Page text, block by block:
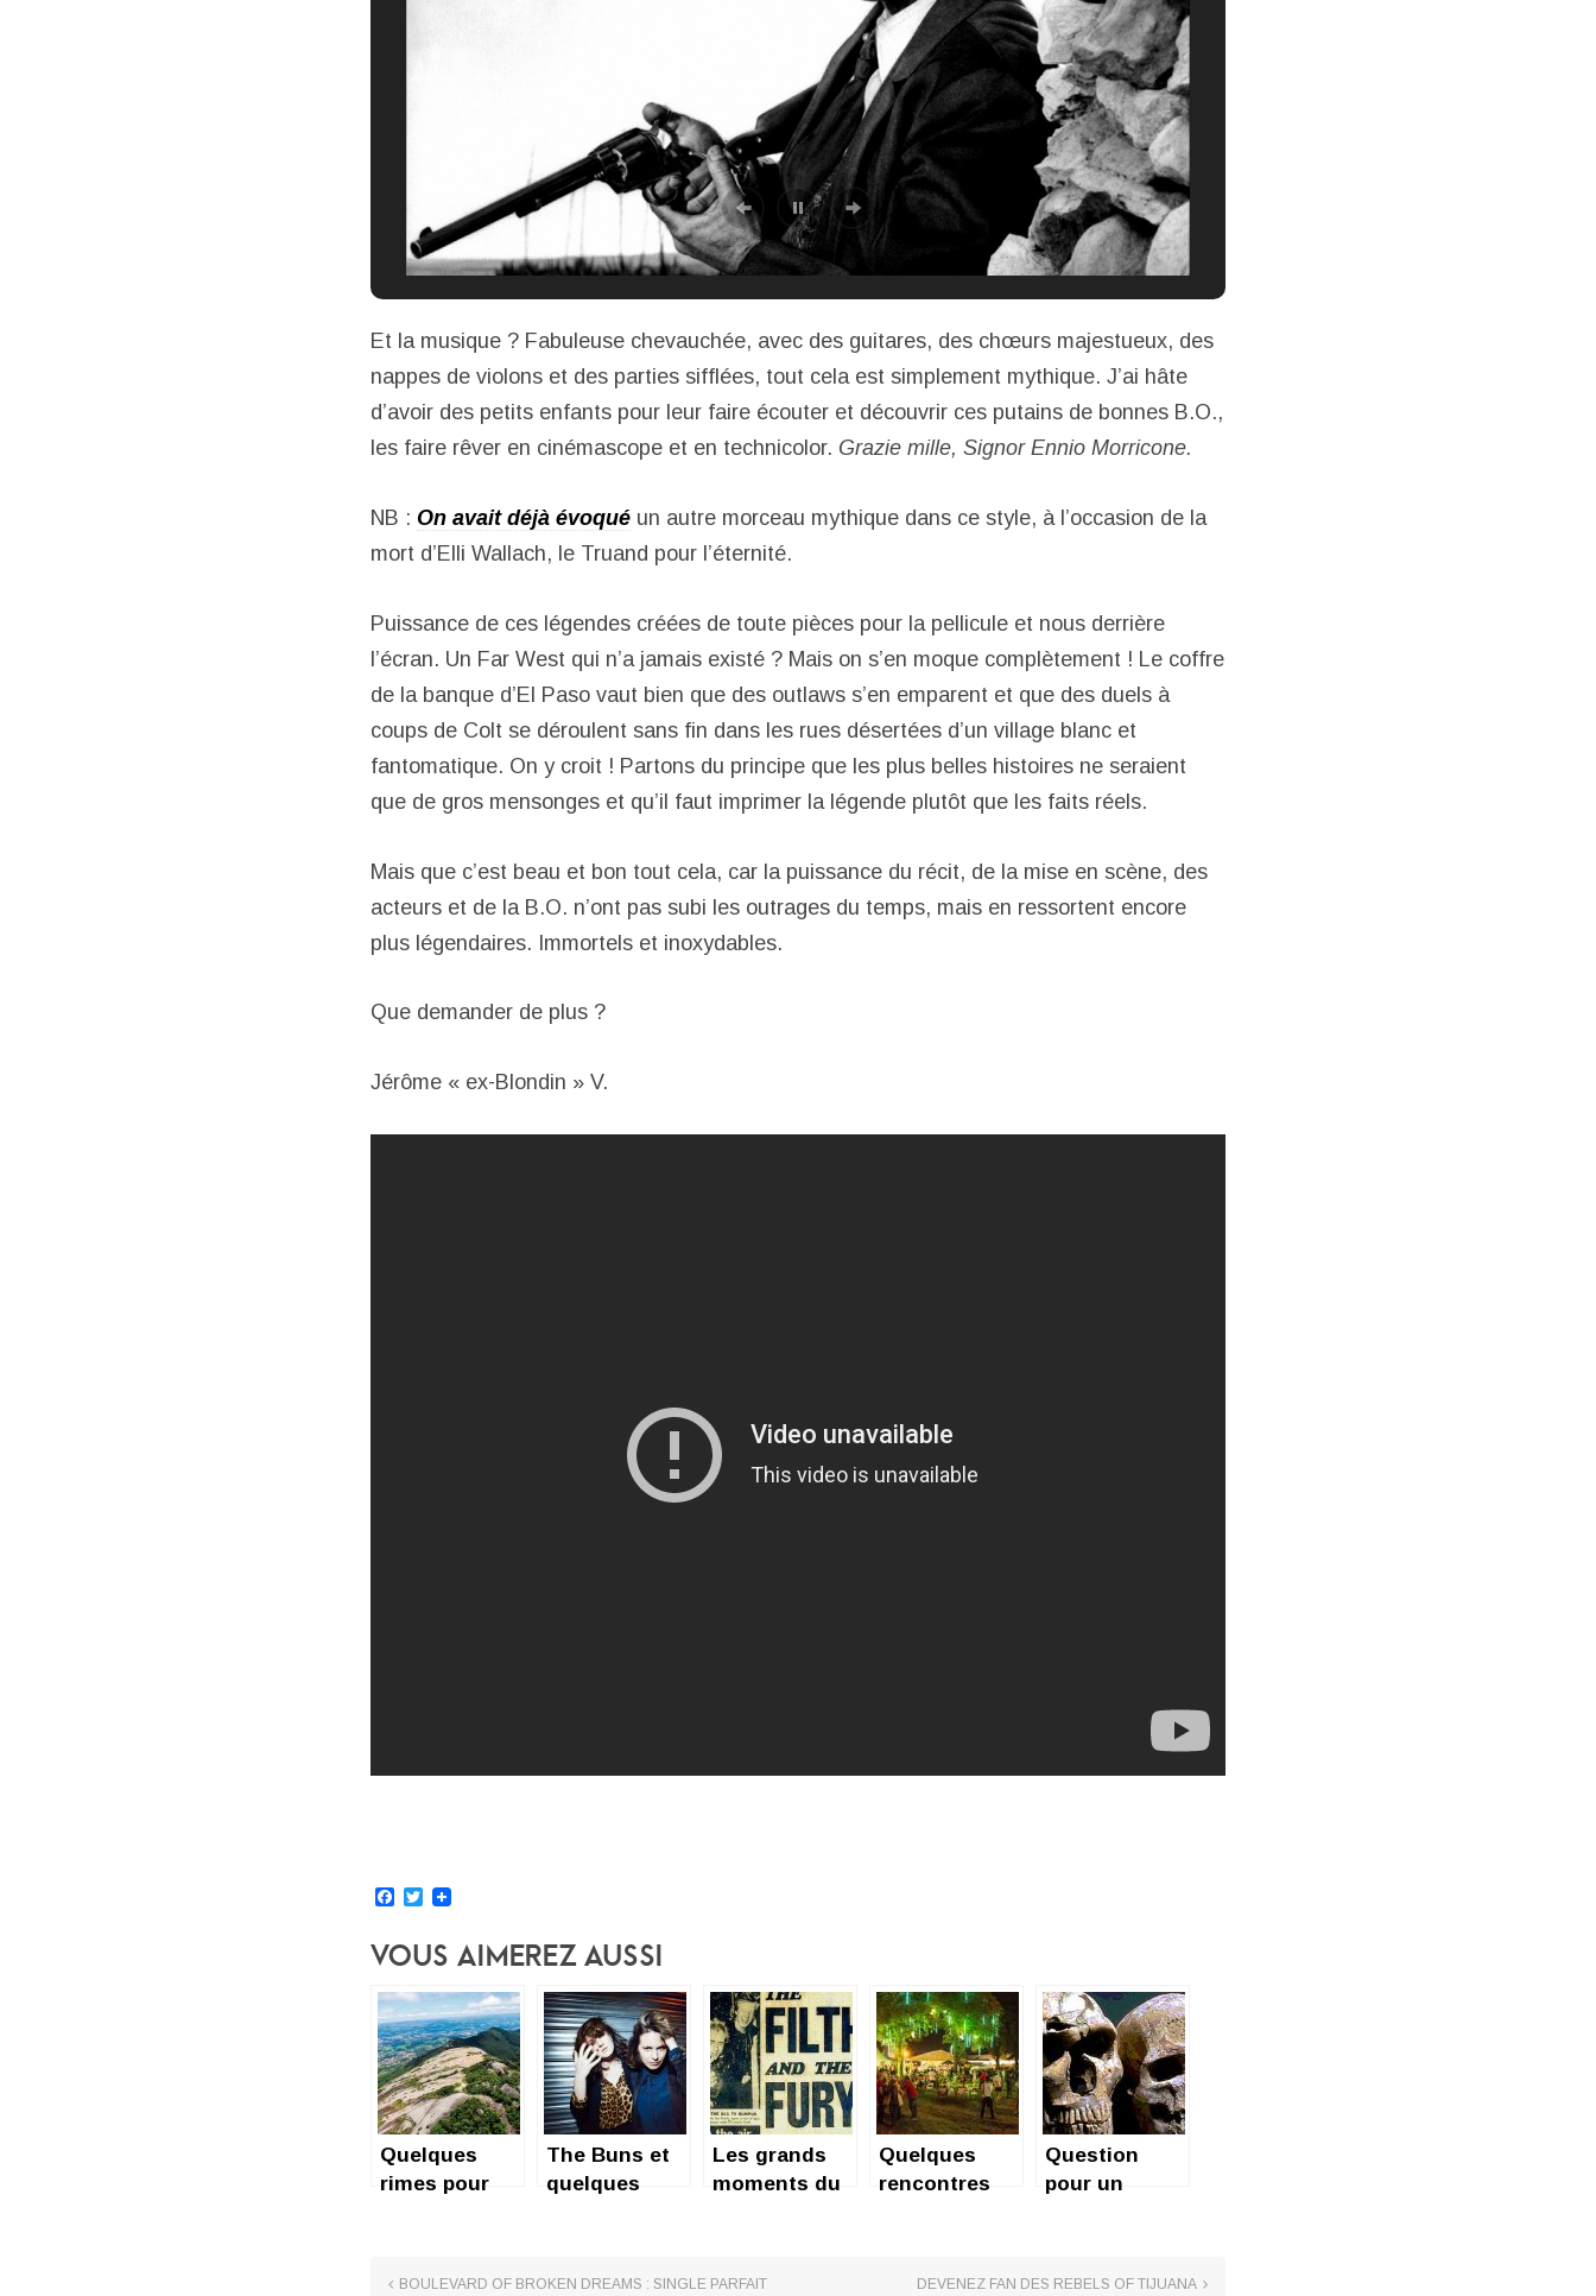
Et la musique ? Fabuleuse chevauchée, avec des guitares, des chœurs majestueux, des
nappes de violons et des parties sifflées, tout cela est simplement mythique. J’ai hâte
d’avoir des petits enfants pour leur faire écouter et découvrir ces putains de bonnes B.O.,
les faire rêver en cinémascope et en technicolor. Grazie mille, Signor Ennio Morricone.
NB : On avait déjà évoqué un autre morceau mythique dans ce style, à l’occasion de la
mort d’Elli Wallach, le Truand pour l’éternité.
Puissance de ces légendes créées de toute pièces pour la pellicule et nous derrière
l’écran. Un Far West qui n’a jamais existé ? Mais on s’en moque complètement ! Le coffre
de la banque d’El Paso vaut bien que des outlaws s’en emparent et que des duels à
coups de Colt se déroulent sans fin dans les rues désertées d’un village blanc et
fantomatique. On y croit ! Partons du principe que les plus belles histoires ne seraient
que de gros mensonges et qu’il faut imprimer la légende plutôt que les faits réels.
Mais que c’est beau et bon tout cela, car la puissance du récit, de la mise en scène, des
acteurs et de la B.O. n’ont pas subi les outrages du temps, mais en ressortent encore
plus légendaires. Immortels et inoxydables.
Que demander de plus ?
Jérôme « ex-Blondin » V.
Facebook
Twitter
Vous Aimerez Aussi
Quelques
rimes pour
The Buns et
quelques
Les grands
moments du
Quelques
rencontres
Question
pour un
BOULEVARD OF BROKEN DREAMS : SINGLE PARFAIT DEVENEZ FAN DES REBELS OF TIJUANA